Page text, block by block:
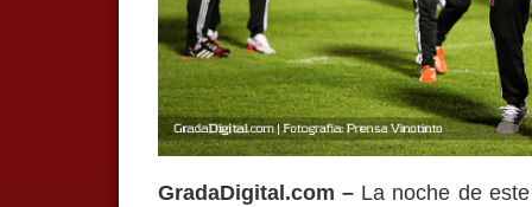
GradaDigital.com –La noche de este